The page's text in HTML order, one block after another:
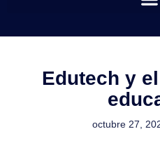
Edutech y
octubre 27,